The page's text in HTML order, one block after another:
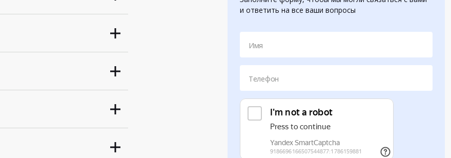
и ответить на все ваши вопросы
Имя
Телефон